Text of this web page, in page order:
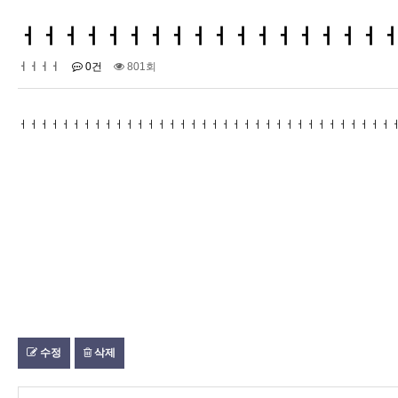
ㅓㅓㅓㅓㅓㅓㅓㅓㅓㅓㅓㅓㅓㅓㅓㅓㅓ
ㅓㅓㅓㅓ 0건 801회
ㅓㅓㅓㅓㅓㅓㅓㅓㅓㅓㅓㅓㅓㅓㅓㅓㅓㅓㅓㅓㅓㅓㅓㅓㅓㅓㅓㅓㅓㅓㅓㅓㅓㅓㅓ
수정 삭제